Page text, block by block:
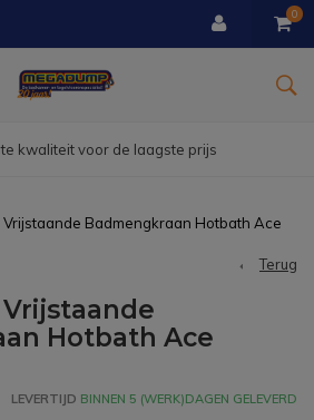
0
bezorgd vanaf € 150
Badmengkraan Hotbath Ace
Terug
Hotbath Ace
LEVERTIJD BINNEN 5 (WERK)DAGEN GELEVERD